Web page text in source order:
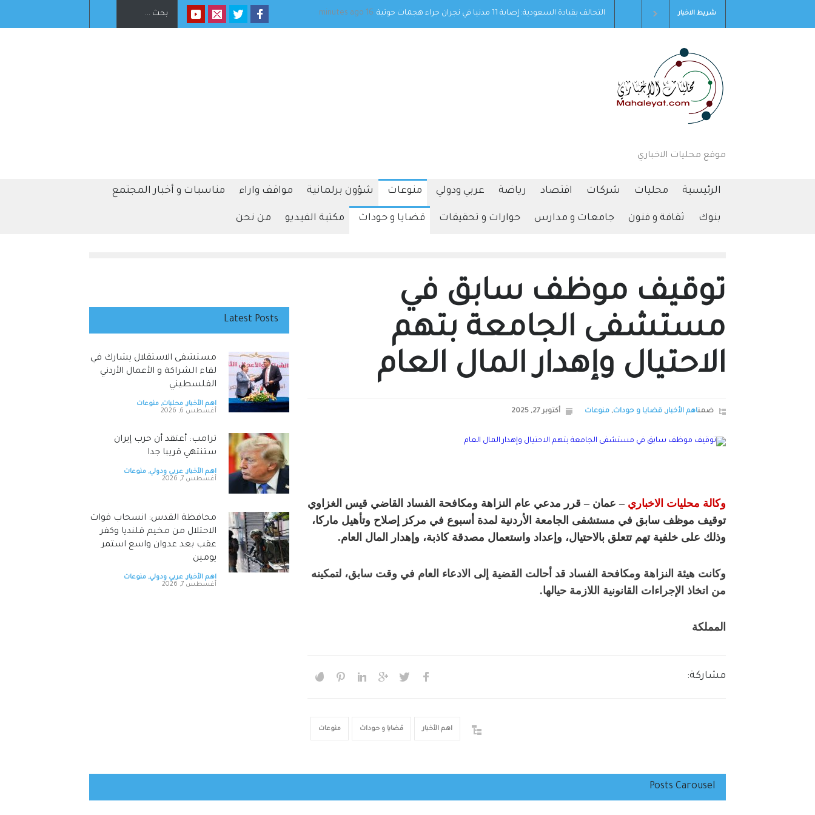
شريط الاخبار
ترامب يوقع أمرا تنفيذيا يهدف لتقييد حق اكتساب الجنسية الأميركية
التحالف بقيادة السعودية: إصابة 11 مدنيا في نجران جراء هجمات حوثية
انسحاب قوات الاحتلال من مخيم قلنديا وكفر عقب بعد
16 minutes ago
موقع محليات الاخباري
الرئيسية محليات شركات اقتصاد رياضة عربي ودولي منوعات شؤون برلمانية مواقف واراء مناسبات و أخبار المجتمع
بنوك ثقافة و فنون جامعات و مدارس حوارات و تحقيقات قضايا و حوداث مكتبة الفيديو من نحن
توقيف موظف سابق في
مستشفى الجامعة بتهم
الاحتيال وإهدار المال العام
ضمناهم الأخبار, قضايا و حوداث, منوعات أكتوبر 27, 2025
وكالة محليات الاخباري – عمان – قرر مدعي عام النزاهة ومكافحة الفساد القاضي قيس الغزاوي
توقيف موظف سابق في مستشفى الجامعة الأردنية لمدة أسبوع في مركز إصلاح وتأهيل ماركا،
وذلك على خلفية تهم تتعلق بالاحتيال، وإعداد واستعمال مصدقة كاذبة، وإهدار المال العام.
وكانت هيئة النزاهة ومكافحة الفساد قد أحالت القضية إلى الادعاء العام في وقت سابق، لتمكينه
من اتخاذ الإجراءات القانونية اللازمة حيالها.
المملكة
مشاركة:
اهم الأخبار قضايا و حوداث منوعات
Latest Posts
‏مستشفى الاستقلال يشارك في
لقاء الشراكة و الأعمال الأردني
الفلسطيني
اهم الأخبار, محليات, منوعات
أغسطس 6, 2026
ترامب: أعتقد أن حرب إيران
ستنتهي قريبا جدا
اهم الأخبار, عربي ودولي, منوعات
أغسطس 7, 2026
محافظة القدس: انسحاب قوات
الاحتلال من مخيم قلنديا وكفر
عقب بعد عدوان واسع استمر
يومين
اهم الأخبار, عربي ودولي, منوعات
أغسطس 7, 2026
Posts Carousel